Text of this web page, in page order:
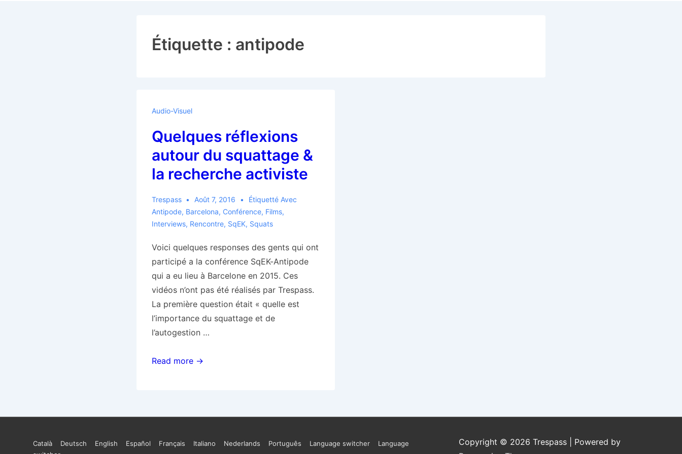
Étiquette : antipode
Audio-Visuel
Quelques réflexions
autour du squattage &
la recherche activiste
Trespass Août 7, 2016
Étiquetté Avec
Antipode, Barcelona, Conférence, Films,
Interviews, Rencontre, SqEK, Squats
Voici quelques responses des gents qui ont
participé a la conférence SqEK-Antipode
qui a eu lieu à Barcelone en 2015. Ces
vidéos n’ont pas été réalisés par Trespass.
La première question était « quelle est
l’importance du squattage et de
l’autogestion …
Quelques
squattage
Read more →
Menu
Català Deutsch English Español Français Italiano Nederlands Português Language switcher
Language
Copyright © 2026Trespass
| Powered by